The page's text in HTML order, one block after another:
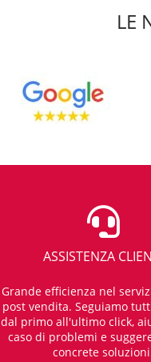
LE
ASSISTENZA
Grande efficienza nel
post vendita. Seguiamo
dal primo all'ultimo click,
caso di problemi e
concrete